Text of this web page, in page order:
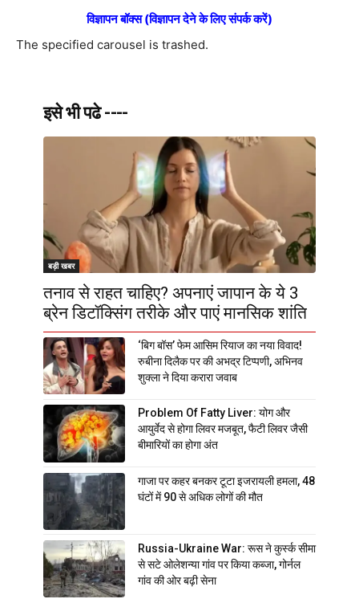
विज्ञापन बॉक्स (विज्ञापन देने के लिए संपर्क करें)
The specified carousel is trashed.
इसे भी पढे ----
बड़ी खबर
तनाव से राहत चाहिए? अपनाएं जापान के ये 3
ब्रेन डिटॉक्सिंग तरीके और पाएं मानसिक शांति
‘बिग बॉस’ फेम आसिम रियाज का नया विवाद!
रुबीना दिलैक पर की अभद्र टिप्पणी, अभिनव
शुक्ला ने दिया करारा जवाब
Problem Of Fatty Liver: योग और
आयुर्वेद से होगा लिवर मजबूत, फैटी लिवर जैसी
बीमारियों का होगा अंत
गाजा पर कहर बनकर टूटा इजरायली हमला, 48
घंटों में 90 से अधिक लोगों की मौत
Russia-Ukraine War: रूस ने कुर्स्क सीमा
से सटे ओलेशन्या गांव पर किया कब्जा, गोर्नल
गांव की ओर बढ़ी सेना